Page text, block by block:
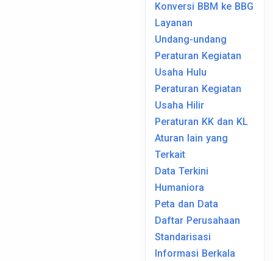
Konversi BBM ke BBG
Layanan
Undang-undang
Peraturan Kegiatan
Usaha Hulu
Peraturan Kegiatan
Usaha Hilir
Peraturan KK dan KL
Aturan lain yang
Terkait
Data Terkini
Humaniora
Peta dan Data
Daftar Perusahaan
Standarisasi
Informasi Berkala